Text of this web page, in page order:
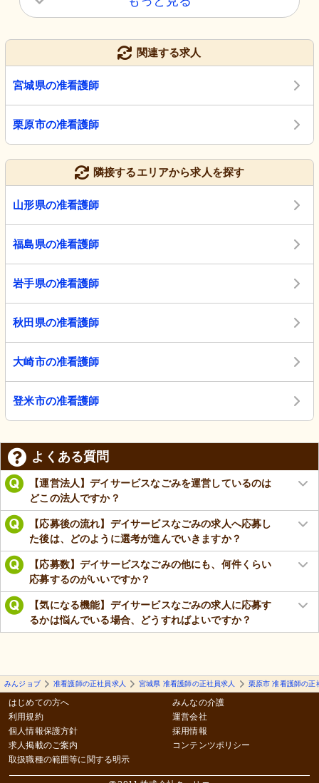
関連する求人
宮城県の准看護師
栗原市の准看護師
隣接するエリアから求人を探す
山形県の准看護師
福島県の准看護師
岩手県の准看護師
秋田県の准看護師
大崎市の准看護師
登米市の准看護師
よくある質問
【運営法人】デイサービスなごみを運営しているのは
どこの法人ですか？
【応募後の流れ】デイサービスなごみの求人へ応募し
た後は、どのように選考が進んでいきますか？
【応募数】デイサービスなごみの他にも、何件くらい
応募するのがいいですか？
【気になる機能】デイサービスなごみの求人に応募す
るかは悩んでいる場合、どうすればよいですか？
みんジョブ 准看護師の正社員求人 宮城県 准看護師の正社員求人 栗原市 准看護師の正
はじめての方へ
利用規約
個人情報保護方針
求人掲載のご案内
取扱職種の範囲等に関する明示
みんなの介護
運営会社
採用情報
コンテンツポリシー